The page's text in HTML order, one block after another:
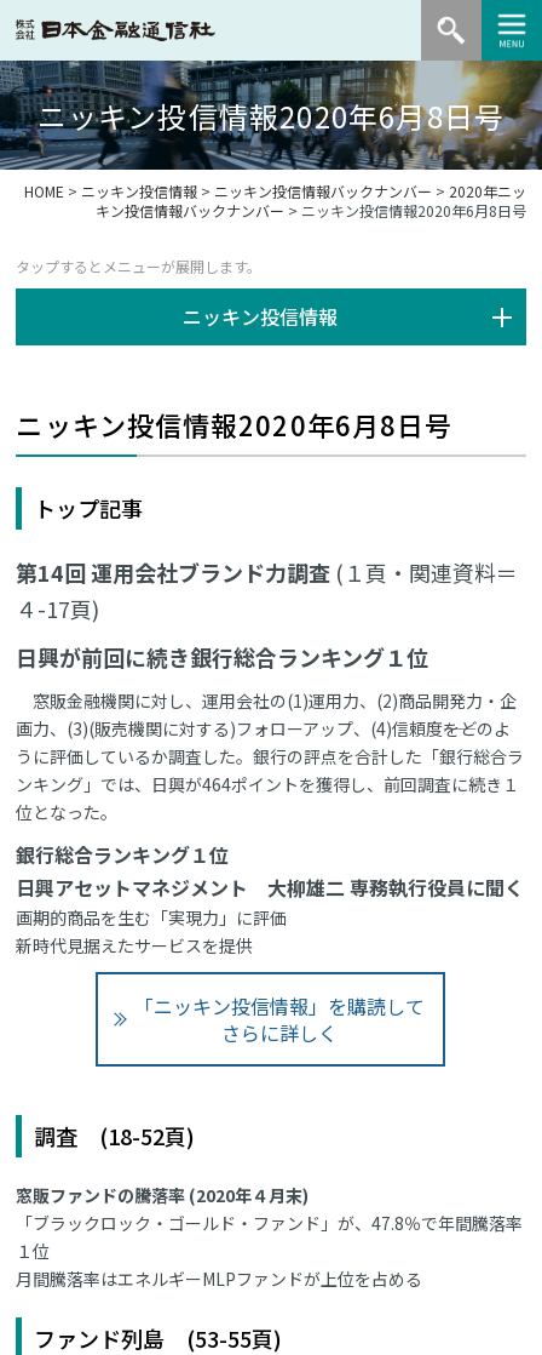
ニッキン投信情報2020年6月8日号
HOME > ニッキン投信情報> ニッキン投信情報バックナンバー > 2020年ニッ
キン投信情報バックナンバー > ニッキン投信情報2020年6月8日号
ニッキン投信情報
ニッキン投信情報2020年6月8日号
トップ記事
第14回 運用会社ブランド力調査 (１頁・関連資料＝
４-17頁)
日興が前回に続き銀行総合ランキング１位
窓販金融機関に対し、運用会社の(1)運用力、(2)商品開発力・企
画力、(3)(販売機関に対する)フォローアップ、(4)信頼度――をどのよ
うに評価しているか調査した。銀行の評点を合計した「銀行総合ラ
ンキング」では、日興が464ポイントを獲得し、前回調査に続き１
位となった。
銀行総合ランキング１位
日興アセットマネジメント 大柳雄二 専務執行役員に聞く
画期的商品を生む「実現力」に評価
新時代見据えたサービスを提供
「ニッキン投信情報」を購読して
さらに詳しく
調査 (18-52頁)
窓販ファンドの騰落率 (2020年４月末)
「ブラックロック・ゴールド・ファンド」が、47.8％で年間騰落率
１位
月間騰落率はエネルギーMLPファンドが上位を占める
ファンド列島 (53-55頁)